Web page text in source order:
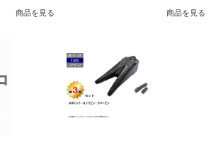
商品を見る 商品を見る